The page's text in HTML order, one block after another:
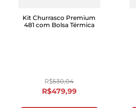
Kit Churrasco Premium
481 com Bolsa Térmica
R$530,04
R$479,99